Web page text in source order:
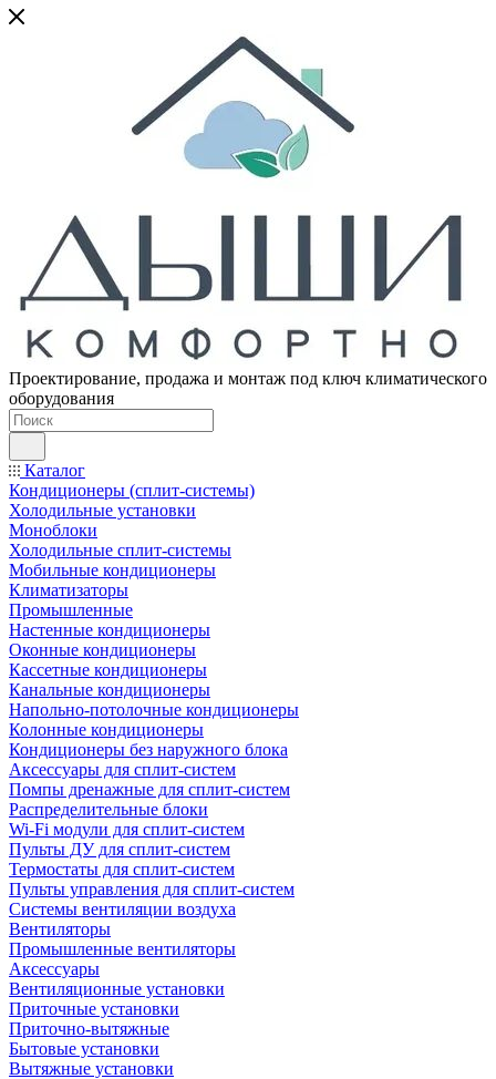
Проектирование, продажа и монтаж под ключ климатического
оборудования
Каталог
Кондиционеры (сплит-системы)
Холодильные установки
Моноблоки
Холодильные сплит-системы
Мобильные кондиционеры
Климатизаторы
Промышленные
Настенные кондиционеры
Оконные кондиционеры
Кассетные кондиционеры
Канальные кондиционеры
Напольно-потолочные кондиционеры
Колонные кондиционеры
Кондиционеры без наружного блока
Аксессуары для сплит-систем
Помпы дренажные для сплит-систем
Распределительные блоки
Wi-Fi модули для сплит-систем
Пульты ДУ для сплит-систем
Термостаты для сплит-систем
Пульты управления для сплит-систем
Системы вентиляции воздуха
Вентиляторы
Промышленные вентиляторы
Аксессуары
Вентиляционные установки
Приточные установки
Приточно-вытяжные
Бытовые установки
Вытяжные установки